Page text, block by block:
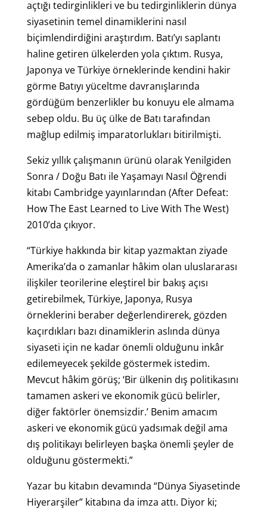
açtığı tedirginlikleri ve bu tedirginliklerin dünya
siyasetinin temel dinamiklerini nasıl
biçimlendirdiğini araştırdım. Batı’yı saplantı
haline getiren ülkelerden yola çıktım. Rusya,
Japonya ve Türkiye örneklerinde kendini hakir
görme Batıyı yüceltme davranışlarında
gördüğüm benzerlikler bu konuyu ele almama
sebep oldu. Bu üç ülke de Batı tarafından
mağlup edilmiş imparatorlukları bitirilmişti.
Sekiz yıllık çalışmanın ürünü olarak Yenilgiden
Sonra / Doğu Batı ile Yaşamayı Nasıl Öğrendi
kitabı Cambridge yayınlarından (After Defeat:
How The East Learned to Live With The West)
2010’da çıkıyor.
“Türkiye hakkında bir kitap yazmaktan ziyade
Amerika’da o zamanlar hâkim olan uluslararası
ilişkiler teorilerine eleştirel bir bakış açısı
getirebilmek, Türkiye, Japonya, Rusya
örneklerini beraber değerlendirerek, gözden
kaçırdıkları bazı dinamiklerin aslında dünya
siyaseti için ne kadar önemli olduğunu inkâr
edilemeyecek şekilde göstermek istedim.
Mevcut hâkim görüş; ‘Bir ülkenin dış politikasını
tamamen askeri ve ekonomik gücü belirler,
diğer faktörler önemsizdir.’ Benim amacım
askeri ve ekonomik gücü yadsımak değil ama
dış politikayı belirleyen başka önemli şeyler de
olduğunu göstermekti.”
Yazar bu kitabın devamında “Dünya Siyasetinde
Hiyerarşiler” kitabına da imza attı. Diyor ki;